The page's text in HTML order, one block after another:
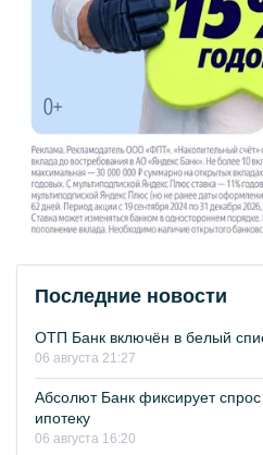
Последние новости
ОТП Банк включён в белый
06 августа 21:27
Абсолют Банк фиксирует
ипотеку
06 августа 16:20